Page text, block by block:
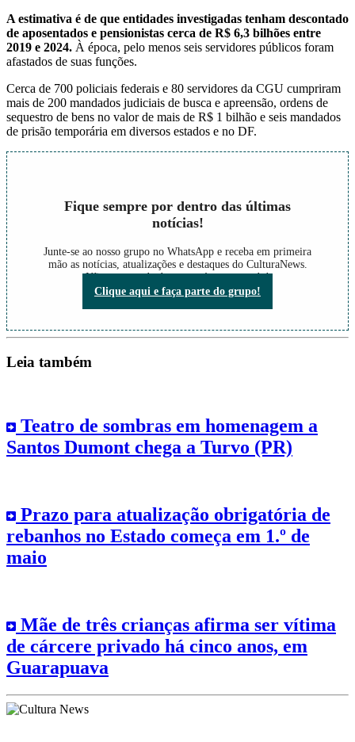
A estimativa é de que entidades investigadas tenham descontado
de aposentados e pensionistas cerca de R$ 6,3 bilhões entre
2019 e 2024. À época, pelo menos seis servidores públicos foram
afastados de suas funções.
Cerca de 700 policiais federais e 80 servidores da CGU cumpriram
mais de 200 mandados judiciais de busca e apreensão, ordens de
sequestro de bens no valor de mais de R$ 1 bilhão e seis mandados
de prisão temporária em diversos estados e no DF.
Fique sempre por dentro das últimas
notícias!
Junte-se ao nosso grupo no WhatsApp e receba em primeira
mão as notícias, atualizações e destaques do CulturaNews.
Não perca nada do que está acontecendo!
Clique aqui e faça parte do grupo!
Leia também
Teatro de sombras em homenagem a
Santos Dumont chega a Turvo (PR)
Prazo para atualização obrigatória de
rebanhos no Estado começa em 1.º de
maio
Mãe de três crianças afirma ser vítima
de cárcere privado há cinco anos, em
Guarapuava